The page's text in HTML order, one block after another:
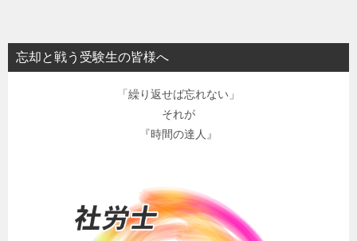
忘却と戦う受験生の皆様へ
「繰り返せば忘れない」
それが
『時間の達人』